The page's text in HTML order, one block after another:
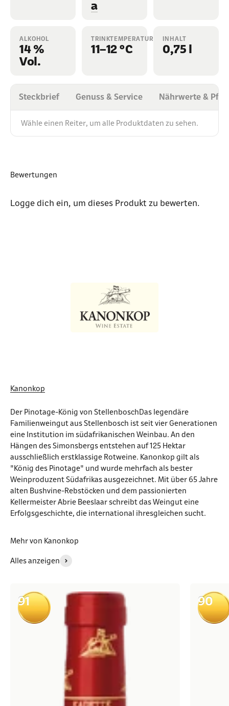
a
ALKOHOL
14 %
Vol.
TRINKTEMPERATUR
11–12 °C
INHALT
0,75 l
Steckbrief Genuss & Service Nährwerte &
Wähle einen Reiter, um alle Produktdaten zu sehen.
Bewertungen
Logge dich ein, um dieses Produkt zu bewerten.
Kanonkop
Der Pinotage-König von StellenboschDas legendäre
Familienweingut aus Stellenbosch ist seit vier Generationen
eine Institution im südafrikanischen Weinbau. An den
Hängen des Simonsbergs entstehen auf 125 Hektar
ausschließlich erstklassige Rotweine. Kanonkop gilt als
"König des Pinotage" und wurde mehrfach als bester
Weinproduzent Südafrikas ausgezeichnet. Mit über 65 Jahre
alten Bushvine-Rebstöcken und dem passionierten
Kellermeister Abrie Beeslaar schreibt das Weingut eine
Erfolgsgeschichte, die international ihresgleichen sucht.
Mehr von Kanonkop
Alles anzeigen
91 90